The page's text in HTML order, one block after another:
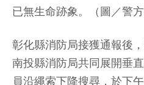
已無生命跡象。（圖／警方
彰化縣消防局接獲通報後
南投縣消防局共同展開垂
員沿繩索下降搜尋，於下